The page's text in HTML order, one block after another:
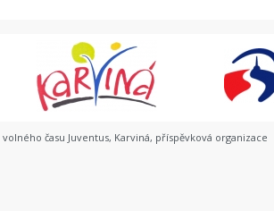
času Juventus, Karviná, příspěvková organizace